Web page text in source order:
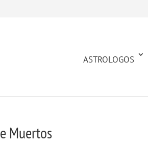
ASTROLOGOS
Muertos